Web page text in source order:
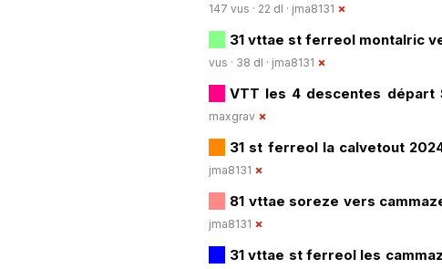
147 vus · 22 dl · jma8131
31 vttae st ferreol montalric
vus · 38 dl · jma8131
VTT les 4 descentes départ
maxgrav
31 st ferreol la calvetout
jma8131
81 vttae soreze vers
jma8131
31 vttae st ferreol les